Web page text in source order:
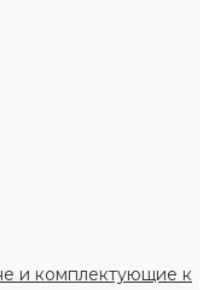
и комплектующие к